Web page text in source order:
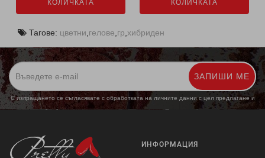
КОЛИЧКАТА
КОЛИЧКАТА
Тагове: цветни гелове гр хибриден
ЗАПИШИ МЕ
С изпращането се съгласявате с обработката на личните данни с цел предлагане и
обработка на маркетингови предложения. Повече информация
ИНФОРМАЦИЯ